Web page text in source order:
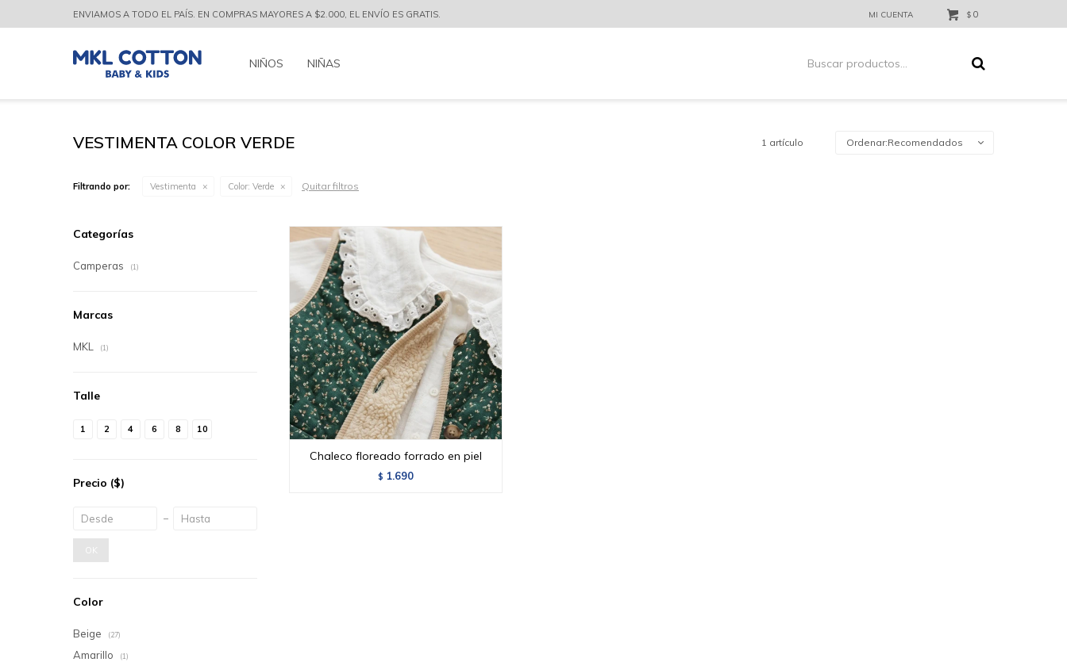
NIÑOS NIÑAS
$ 0
ENVIAMOS A TODO EL PAÍS. EN COMPRAS MAYORES A $2.000, EL ENVÍO ES GRATIS.
VESTIMENTA COLOR VERDE 1 artículo Recomendados
Filtrando por: Vestimenta Color: Verde Quitar filtros
Chaleco floreado forrado en piel
$ 1.690
Categorías
Camperas (1)
Marcas
MKL (1)
Talle
1 2 4 6 8 10
Precio ($)
OK
Color
Beige (27)
Amarillo (1)